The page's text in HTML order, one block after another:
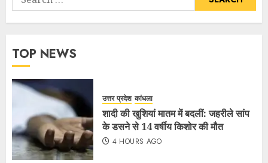
TOP NEWS
उत्तर प्रदेश कांधला
शादी की खुशियां मातम में बदलीं: जहरीले सांप
के डसने से 14 वर्षीय किशोर की मौत
4 HOURS AGO